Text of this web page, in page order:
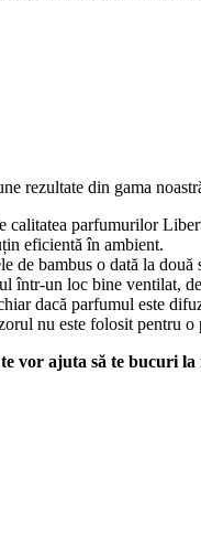
rezultate din gama
calitatea parfumurilor
eficientă în ambient.
de bambus o dată la
într-un loc bine ventilat,
dacă parfumul este
nu este folosit pentru
te vor ajuta să te bucuri